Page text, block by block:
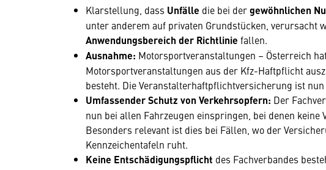
Klarstellung, dass Unfälle die bei dergewöhnlichen
unter anderem auf privaten Grundstücken, verursacht
Anwendungsbereich der Richtlinie fallen.
Ausnahme: Motorsportveranstaltungen – Österreich
Motorsportveranstaltungen aus der Kfz-Haftpflicht
besteht. Die Veranstalterhaftpflichtversicherung ist
Umfassender Schutz von Verkehrsopfern: Der
nun bei allen Fahrzeugen einspringen, bei denen
Besonders relevant ist dies bei Fällen, wo der
Kennzeichentafeln ruht.
Keine Entschädigungspflicht des Fachverbandes